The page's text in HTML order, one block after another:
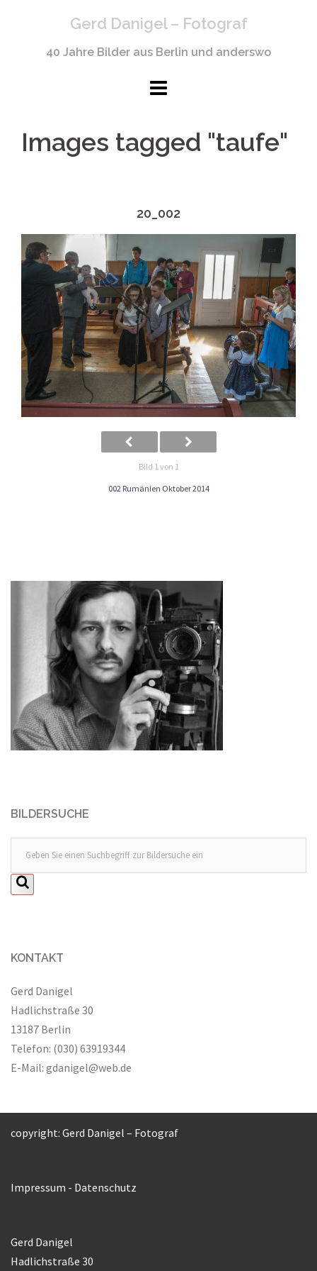
Gerd Danigel – Fotograf
40 Jahre Bilder aus Berlin und anderswo
Images tagged "taufe"
20_002
Bild 1 von 1
002 Rumänien Oktober 2014
BILDERSUCHE
KONTAKT
Gerd Danigel
Hadlichstraße 30
13187 Berlin
Telefon: (030) 63919344
E-Mail: gdanigel@web.de
copyright: Gerd Danigel – Fotograf
Impressum - Datenschutz
Gerd Danigel
Hadlichstraße 30